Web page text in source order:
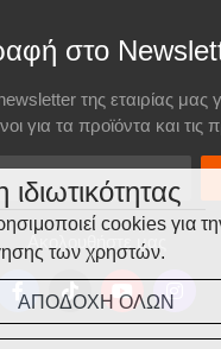
στο
της εταιρίας μας
για τα προϊόντα και τις
Ακολουθήστε μας
ιδιωτικότητας
cookies για
των χρηστών.
ΑΠΟΔΟΧΗ ΟΛΩΝ